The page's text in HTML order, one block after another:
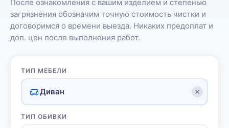
После ознакомления с вашим изделием и степенью
загрязнения обозначим точную стоимость чистки и
договоримся о времени выезда. Никаких предоплат и
доп. цен после выполнения работ.
ТИП МЕБЕЛИ
Диван
ТИП ОБИВКИ